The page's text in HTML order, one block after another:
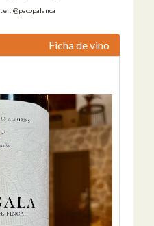
@pacopalanca
Ficha de vino